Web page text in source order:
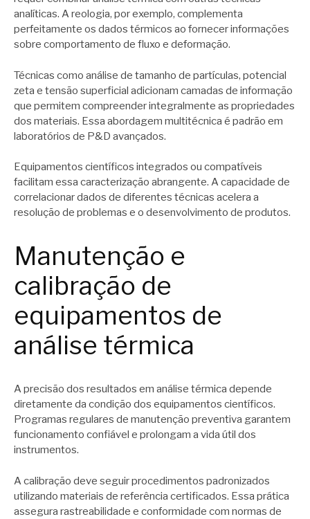
analíticas. A reologia, por exemplo, complementa
perfeitamente os dados térmicos ao fornecer informações
sobre comportamento de fluxo e deformação.
Técnicas como análise de tamanho de partículas, potencial
zeta e tensão superficial adicionam camadas de informação
que permitem compreender integralmente as propriedades
dos materiais. Essa abordagem multitécnica é padrão em
laboratórios de P&D avançados.
Equipamentos científicos integrados ou compatíveis
facilitam essa caracterização abrangente. A capacidade de
correlacionar dados de diferentes técnicas acelera a
resolução de problemas e o desenvolvimento de produtos.
Manutenção e
calibração de
equipamentos de
análise térmica
A precisão dos resultados em análise térmica depende
diretamente da condição dos equipamentos científicos.
Programas regulares de manutenção preventiva garantem
funcionamento confiável e prolongam a vida útil dos
instrumentos.
A calibração deve seguir procedimentos padronizados
utilizando materiais de referência certificados. Essa prática
assegura rastreabilidade e conformidade com normas de